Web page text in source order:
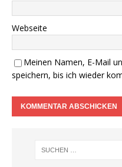
Webseite
Meinen Namen, E-Mail
speichern, bis ich wieder